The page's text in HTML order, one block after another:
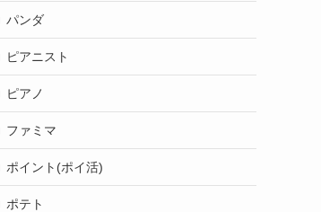
パンダ
ピアニスト
ピアノ
ファミマ
ポイント(ポイ活)
ポテト